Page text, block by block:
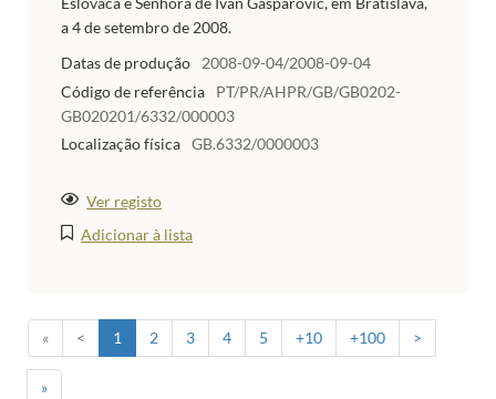
a 4 de setembro de 2008.
Datas de produção
2008-09-04/2008-09-04
Código de referência
PT/PR/AHPR/GB/GB0202-
GB020201/6332/000003
Localização física GB.6332/0000003
Ver registo
Adicionar à lista
« < 1 2 3 4 5 +10 +100 >
»